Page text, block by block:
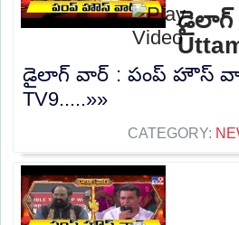
డైలాగ్
డైలాగ్ వార్ : పంప్ హౌస్ వార్ |
TV9.....»»
CATEGORY: